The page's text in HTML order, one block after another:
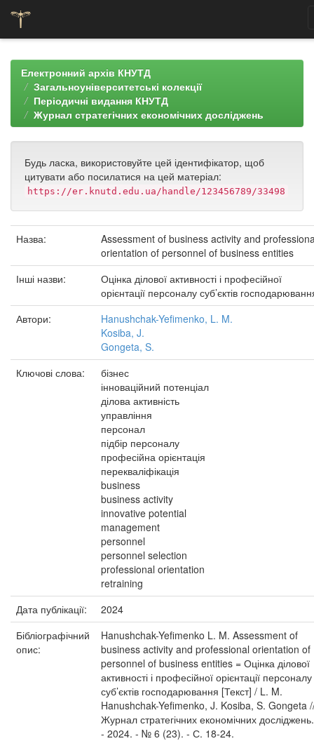
navigationЕлектронний архів КНУТД
Загальноуніверситетські колекції
Періодичні видання КНУТД
Журнал стратегічних економічних досліджень
Будь ласка, використовуйте цей ідентифікатор, щоб
цитувати або посилатися на цей матеріал:
https://er.knutd.edu.ua/handle/123456789/33498
Назва:
Assessment of business activity and
orientation of personnel of business entities
Інші назви:
Оцінка ділової активності і професійної
орієнтації персоналу суб’єктів
Автори:
Hanushchak-Yefimenko, L. M.
Kosiba, J.
Gongeta, S.
Ключові слова:
бізнес
інноваційний потенціал
ділова активність
управління
персонал
підбір персоналу
професійна орієнтація
перекваліфікація
business
business activity
innovative potential
management
personnel
personnel selection
professional orientation
retraining
Дата публікації:
2024
Бібліографічний
опис:
Hanushchak-Yefimenko L. M. Assessment of
business activity and professional orientation of
personnel of business entities = Оцінка ділової
активності і професійної орієнтації персоналу
суб’єктів господарювання [Текст] / L. M.
Hanushchak-Yefimenko, J. Kosiba, S. Gongeta
Журнал стратегічних економічних досліджень.
- 2024. - № 6 (23). - С. 18-24.